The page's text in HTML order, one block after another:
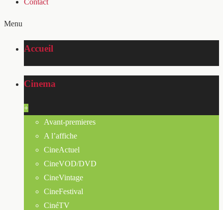
Contact
Menu
Accueil
Cinema
+
Avant-premieres
A l’affiche
CineActuel
CineVOD/DVD
CineVintage
CineFestival
CinéTV